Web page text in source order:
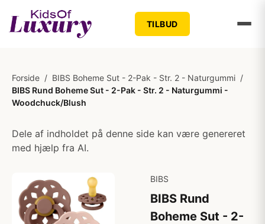
TILBUD
Forside / BIBS Boheme Sut - 2-Pak - Str. 2 - Naturgummi /
BIBS Rund Boheme Sut - 2-Pak - Str. 2 - Naturgummi -
Woodchuck/Blush
Dele af indholdet på denne side kan være genereret
med hjælp fra AI.
BIBS
BIBS Rund
Boheme Sut - 2-